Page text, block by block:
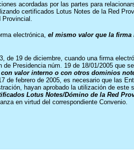
acordadas por las partes para
certificados Lotus Notes de la Red
Provincial.
electrónica, el mismo valor que la firma
de 19 de diciembre, cuando una firma
de Presidencia núm. 19 de 18/01/2005 que
con valor interno o con otros dominios
de febrero de 2005, es necesario que las
hayan aprobado la utilización de este
Lotus Notes/Dómino de la Red
en virtud del correspondiente Convenio.